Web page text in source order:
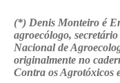
(*) Denis Monteiro é
agroecólogo,
Nacional de
originalmente no
Contra os Agrotóxicos